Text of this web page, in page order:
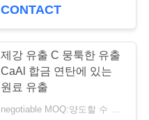
CONTACT
제강 유출 C 뭉툭한 유출
CaAl 합금 연탄에 있는
원료 유출
negotiable MOQ:양도할 수 있는